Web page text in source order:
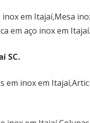
inox em Itajaí,Mesa
em aço inox em Itajaí.
SC.
em inox em